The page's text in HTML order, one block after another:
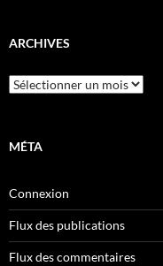
ARCHIVES
Archives
MÉTA
Connexion
Flux des publications
Flux des commentaires